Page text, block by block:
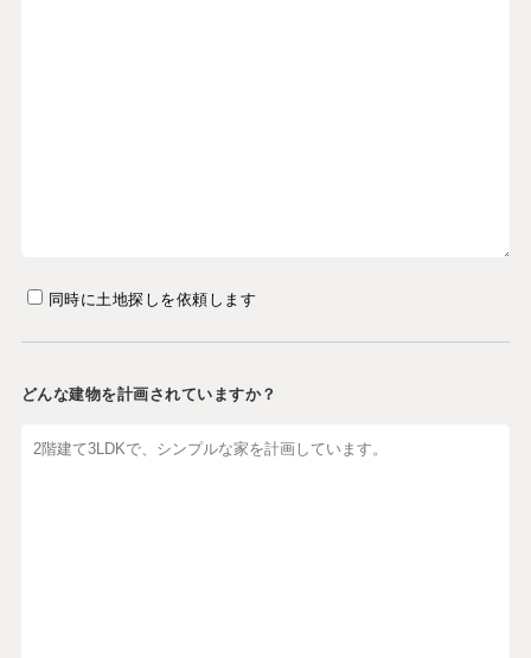
同時に土地探しを依頼します
どんな建物を計画されていますか？